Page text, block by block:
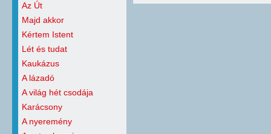
Az Út
Majd akkor
Kértem Istent
Lét és tudat
Kaukázus
A lázadó
A világ hét csodája
Karácsony
A nyeremény